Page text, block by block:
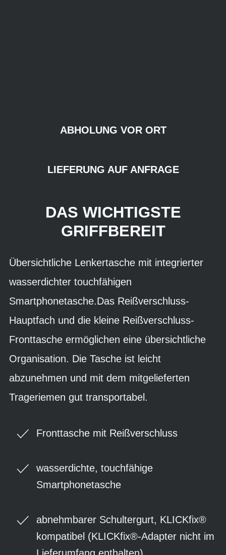
ABHOLUNG VOR ORT
LIEFERUNG AUF ANFRAGE
DAS WICHTIGSTE
GRIFFBEREIT
Übersichtliche Lenkertasche mit integrierter
wasserdichter touchfähigen
Smartphonetasche.Das Reißverschluss-
Hauptfach und die kleine Reißverschluss-
Fronttasche ermöglichen eine übersichtliche
Organisation. Die Tasche ist leicht
abzunehmen und mit dem mitgelieferten
Trageriemen gut transportabel.
Fronttasche mit Reißverschluss
wasserdichte, touchfähige
Smartphonetasche
abnehmbarer Schultergurt, KLICKfix®
kompatibel (KLICKfix®-Adapter nicht im